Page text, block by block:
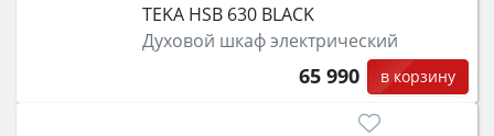
TEKA HSB 630 BLACK
Духовой шкаф электрический
65 990 в корзину